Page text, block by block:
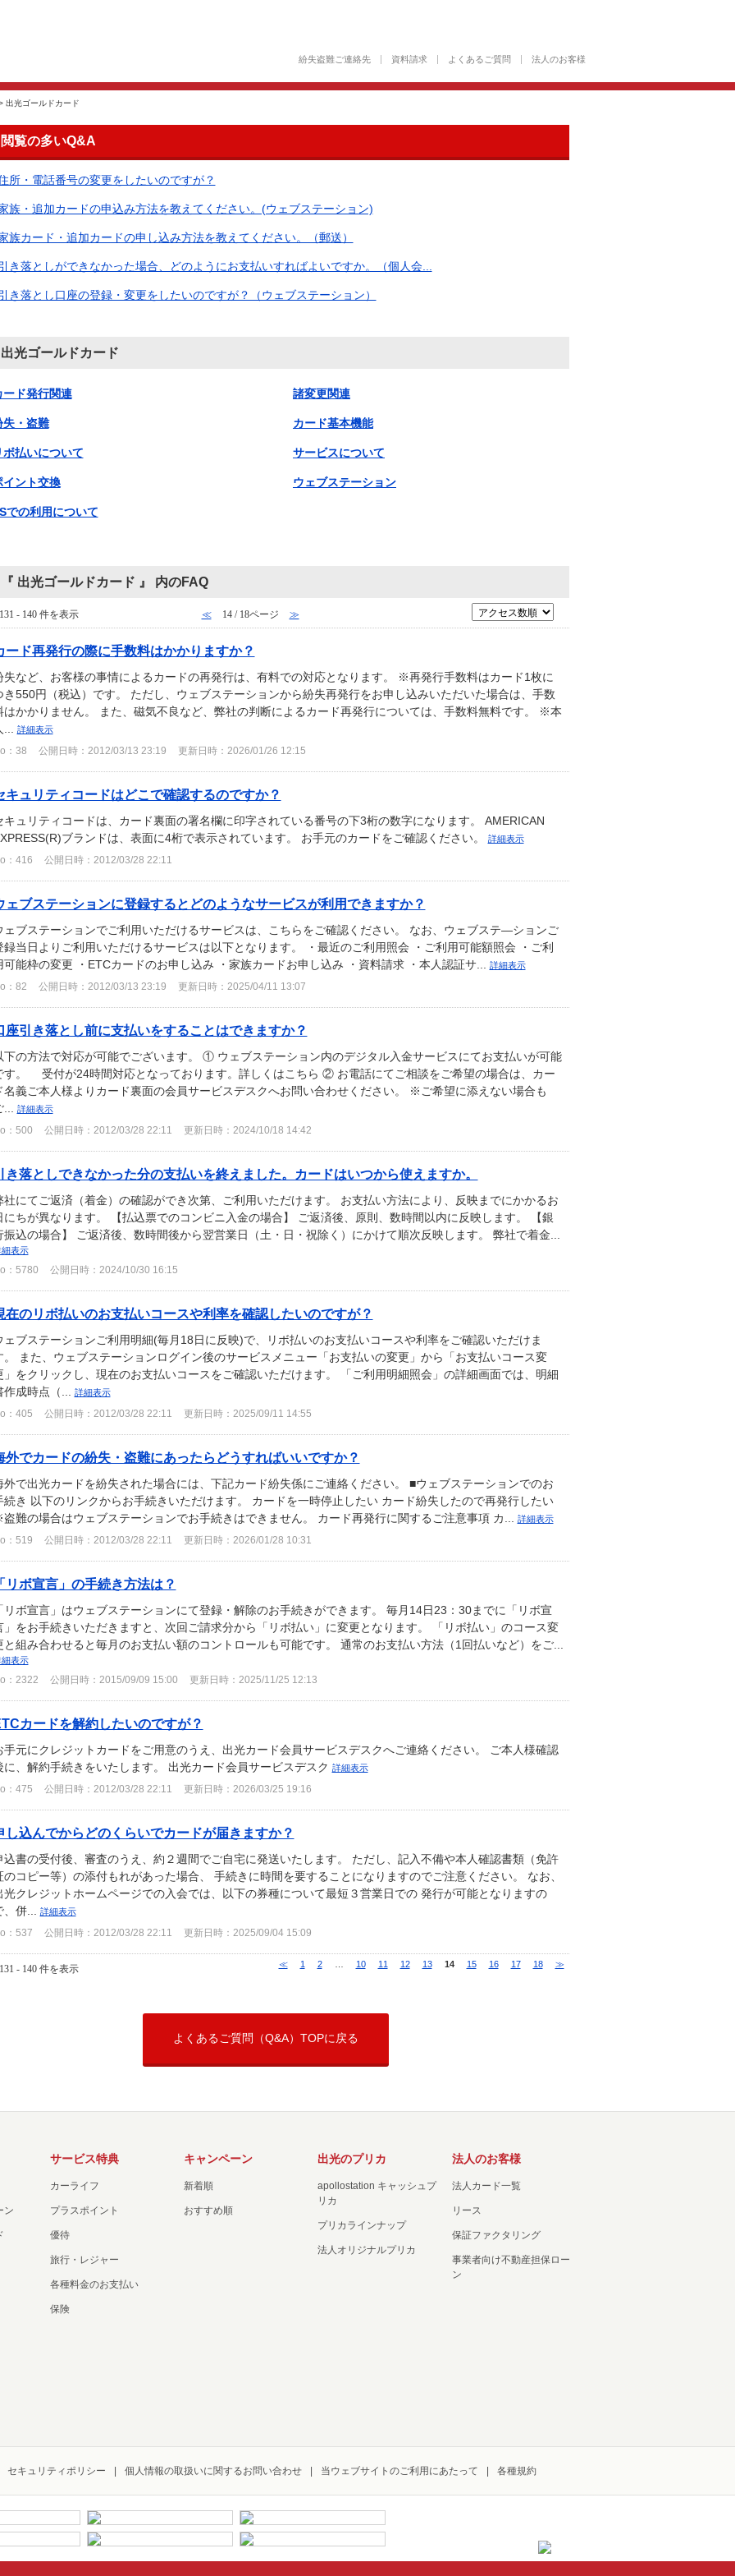
紛失盗難ご連絡先 資料請求 よくあるご質問 法人のお客様
出光ゴールドカード
閲覧の多いQ&A
所・電話番号の変更をしたいのですが？
族・追加カードの申込み方法を教えてください。(ウェブステーション)
族カード・追加カードの申し込み方法を教えてください。（郵送）
き落としができなかった場合、どのようにお支払いすればよいですか。（個人会...
き落とし口座の登録・変更をしたいのですが？（ウェブステーション）
出光ゴールドカード
ード発行関連 諸変更関連
失・盗難 カード基本機能
ボ払いについて サービスについて
イント交換 ウェブステーション
での利用について
『 出光ゴールドカード 』 内のFAQ
- 140 件を表示 ≪ 14 / 18ページ ≫
ード再発行の際に手数料はかかりますか？
失など、お客様の事情によるカードの再発行は、有料での対応となります。 ※再発行手数料はカード1枚に
き550円（税込）です。 ただし、ウェブステーションから紛失再発行をお申し込みいただいた場合は、手数
はかかりません。 また、磁気不良など、弊社の判断によるカード再発行については、手数料無料です。 ※本
...
詳細表示
：38 公開日時：2012/03/13 23:19 更新日時：2026/01/26 12:15
キュリティコードはどこで確認するのですか？
キュリティコードは、カード裏面の署名欄に印字されている番号の下3桁の数字になります。 AMERICAN
ブランドは、表面に4桁で表示されています。 お手元のカードをご確認ください。
詳細表示
：416 公開日時：2012/03/28 22:11
ェブステーションに登録するとどのようなサービスが利用できますか？
ェブステーションでご利用いただけるサービスは、こちらをご確認ください。 なお、ウェブステ―ションご
録当日よりご利用いただけるサービスは以下となります。 ・最近のご利用照会 ・ご利用可能額照会 ・ご利
可能枠の変更 ・ETCカードのお申し込み ・家族カードお申し込み ・資料請求 ・本人認証サ...
詳細表示
：82 公開日時：2012/03/13 23:19 更新日時：2025/04/11 13:07
座引き落とし前に支払いをすることはできますか？
下の方法で対応が可能でございます。 ① ウェブステーション内のデジタル入金サービスにてお支払いが可能
す。 受付が24時間対応となっております。詳しくはこちら ② お電話にてご相談をご希望の場合は、カー
名義ご本人様よりカード裏面の会員サービスデスクへお問い合わせください。 ※ご希望に添えない場合も
...
詳細表示
：500 公開日時：2012/03/28 22:11 更新日時：2024/10/18 14:42
き落としできなかった分の支払いを終えました。カードはいつから使えますか。
社にてご返済（着金）の確認ができ次第、ご利用いただけます。 お支払い方法により、反映までにかかるお
にちが異なります。 【払込票でのコンビニ入金の場合】 ご返済後、原則、数時間以内に反映します。 【銀
振込の場合】 ご返済後、数時間後から翌営業日（土・日・祝除く）にかけて順次反映します。 弊社で着金...
細表示
：5780 公開日時：2024/10/30 16:15
在のリボ払いのお支払いコースや利率を確認したいのですが？
ェブステーションご利用明細(毎月18日に反映)で、リボ払いのお支払いコースや利率をご確認いただけま
。 また、ウェブステーションログイン後のサービスメニュー「お支払いの変更」から「お支払いコース変
」をクリックし、現在のお支払いコースをご確認いただけます。 「ご利用明細照会」の詳細画面では、明細
作成時点（...
詳細表示
：405 公開日時：2012/03/28 22:11 更新日時：2025/09/11 14:55
外でカードの紛失・盗難にあったらどうすればいいですか？
外で出光カードを紛失された場合には、下記カード紛失係にご連絡ください。 ■ウェブステーションでのお
続き 以下のリンクからお手続きいただけます。 カードを一時停止したい カード紛失したので再発行したい
難の場合はウェブステーションでお手続きはできません。 カード再発行に関するご注意事項 カ...
詳細表示
：519 公開日時：2012/03/28 22:11 更新日時：2026/01/28 10:31
「リボ宣言」の手続き方法は？
リボ宣言」はウェブステーションにて登録・解除のお手続きができます。 毎月14日23：30までに「リボ宣
」をお手続きいただきますと、次回ご請求分から「リボ払い」に変更となります。 「リボ払い」のコース変
と組み合わせると毎月のお支払い額のコントロールも可能です。 通常のお支払い方法（1回払いなど）をご...
細表示
：2322 公開日時：2015/09/09 15:00 更新日時：2025/11/25 12:13
カードを解約したいのですが？
手元にクレジットカードをご用意のうえ、出光カード会員サービスデスクへご連絡ください。 ご本人様確認
に、解約手続きをいたします。 出光カード会員サービスデスク 詳細表示
：475 公開日時：2012/03/28 22:11 更新日時：2026/03/25 19:16
し込んでからどのくらいでカードが届きますか？
込書の受付後、審査のうえ、約２週間でご自宅に発送いたします。 ただし、記入不備や本人確認書類（免許
のコピー等）の添付もれがあった場合、 手続きに時間を要することになりますのでご注意ください。 なお、
光クレジットホームページでの入会では、以下の券種について最短３営業日での 発行が可能となりますの
、併...
詳細表示
：537 公開日時：2012/03/28 22:11 更新日時：2025/09/04 15:09
- 140 件を表示 ≪ 1 2 10 11 12 13 14 15 16 17 18 ≫
よくあるご質問（Q&A）TOPに戻る
ン
サービス特典
カーライフ
プラスポイント
優待
旅行・レジャー
各種料金のお支払い
保険
キャンペーン
新着順
おすすめ順
出光のプリカ
apollostation キャッシュプ
リカ
プリカラインナップ
法人オリジナルプリカ
法人のお客様
法人カード一覧
リース
保証ファクタリング
事業者向け不動産担保ロー
ン
セキュリティポリシー 個人情報の取扱いに関するお問い合わせ 当ウェブサイトのご利用にあたって 各種規約